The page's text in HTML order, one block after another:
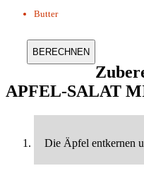
Butter
APFEL-SALAT
Die Äpfel entkernen